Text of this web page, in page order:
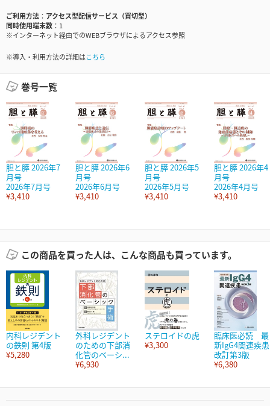
ご利用方法
アクセス型配信サービス（買切型）
同時使用端末数
1
※インターネット経由でのWEBブラウザによるアクセス参照
※導入・利用方法の詳細はこちら
巻号一覧
胆と膵 2026年7
月号
2026年7月号
¥3,410
胆と膵 2026年6
月号
2026年6月号
¥3,410
胆と膵 2026年5
月号
2026年5月号
¥3,410
胆と膵 2026年4
月号
2026年4月号
¥3,410
この商品を買った人は、こんな商品も買っています。
内科レジデント
の鉄則 第4版
¥5,280
外科レジデント
のための下部消
化管のベーシ...
¥6,930
ステロイドの虎
¥3,300
臨床医必読 最
新IgG4関連疾患
改訂第3版
¥6,380